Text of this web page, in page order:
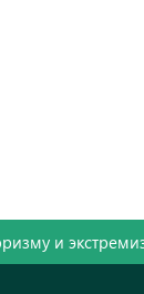
и